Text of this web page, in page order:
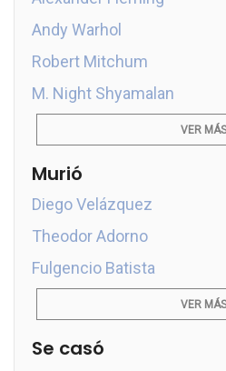
Andy Warhol
Robert Mitchum
M. Night Shyamalan
VER
Murió
Diego Velázquez
Theodor Adorno
Fulgencio Batista
VER
Se casó